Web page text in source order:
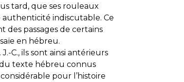
tard, que ses rouleaux
authenticité indiscutable. Ce
des passages de certains
en hébreu.
C., ils sont ainsi antérieurs
du texte hébreu connus
pour l’histoire